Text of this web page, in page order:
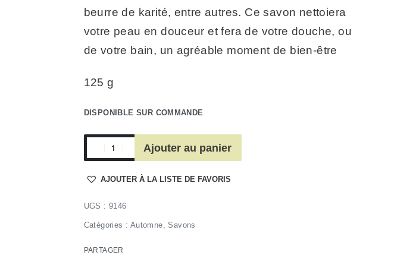
beurre de karité, entre autres. Ce savon nettoiera
votre peau en douceur et fera de votre douche, ou
de votre bain, un agréable moment de bien-être
125 g
DISPONIBLE SUR COMMANDE
Ajouter au panier
AJOUTER À LA LISTE DE FAVORIS
9146
Catégories : Automne,Savons
PARTAGER